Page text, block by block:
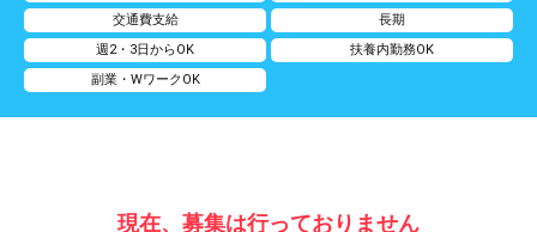
交通費支給
長期
週2・3日からOK
扶養内勤務OK
副業・WワークOK
現在、募集は行っておりません